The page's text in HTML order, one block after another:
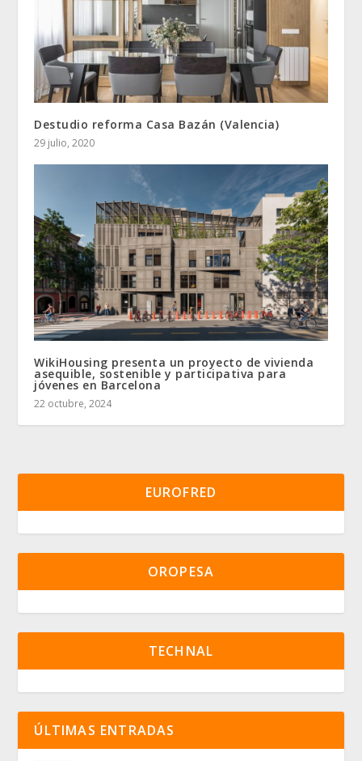
Destudio reforma Casa Bazán (Valencia)
29 julio, 2020
WikiHousing presenta un proyecto de vivienda
asequible, sostenible y participativa para
jóvenes en Barcelona
22 octubre, 2024
EUROFRED
OROPESA
TECHNAL
ÚLTIMAS ENTRADAS